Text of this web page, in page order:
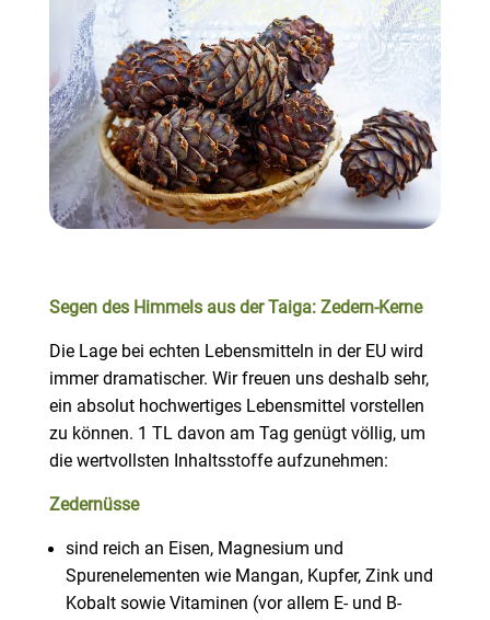
Segen des Himmels aus der Taiga: Zedern-Kerne
Die Lage bei echten Lebensmitteln in der EU wird
immer dramatischer. Wir freuen uns deshalb sehr,
ein absolut hochwertiges Lebensmittel vorstellen
zu können. 1 TL davon am Tag genügt völlig, um
die wertvollsten Inhaltsstoffe aufzunehmen:
Zedernüsse
sind reich an Eisen, Magnesium und
Spurenelementen wie Mangan, Kupfer, Zink und
Kobalt sowie Vitaminen (vor allem E- und B-